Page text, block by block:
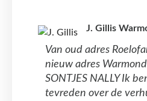
J. Gillis
Van oud adres
nieuw adres
SONTJES NALLY Ik
tevreden over de